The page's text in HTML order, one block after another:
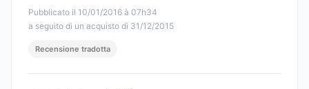
Pubblicato il 10/01/2016 à 07h34
a seguito di un acquisto di 31/12/2015
Recensione tradotta